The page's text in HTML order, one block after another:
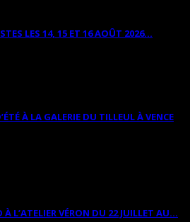
LES 14, 15 ET 16 AOÛT 2026...
À LA GALERIE DU TILLEUL À VENCE
L’ATELIER VÉRON DU 22 JUILLET AU...